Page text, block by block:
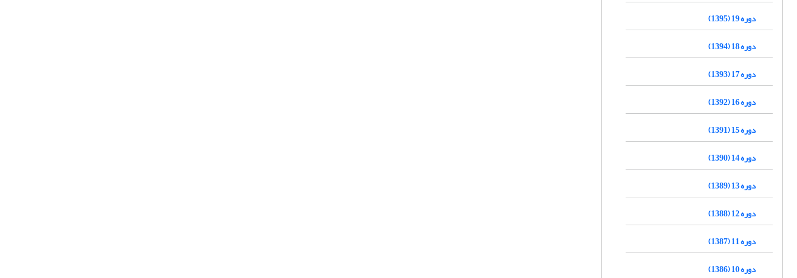
دوره 19 (1395)
دوره 18 (1394)
دوره 17 (1393)
دوره 16 (1392)
دوره 15 (1391)
دوره 14 (1390)
دوره 13 (1389)
دوره 12 (1388)
دوره 11 (1387)
دوره 10 (1386)